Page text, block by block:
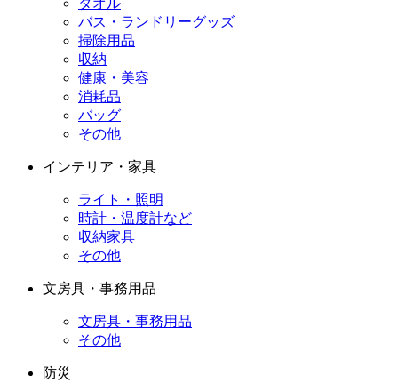
タオル
バス・ランドリーグッズ
掃除用品
収納
健康・美容
消耗品
バッグ
その他
インテリア・家具
ライト・照明
時計・温度計など
収納家具
その他
文房具・事務用品
文房具・事務用品
その他
防災